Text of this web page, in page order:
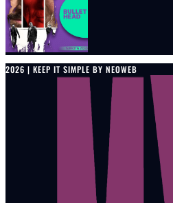
2026 | KEEP IT SIMPLE BY NEOWEB